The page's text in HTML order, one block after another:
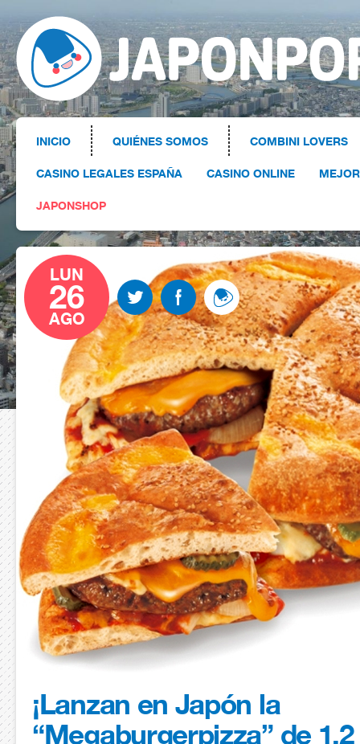
INICIO QUIÉNES SOMOS COMBINI LOVERS
CASINO LEGALES ESPAÑA CASINO ONLINE
JAPONSHOP
LUN
26
AGO
¡Lanzan en Japón la
“Megaburgerpizza” de